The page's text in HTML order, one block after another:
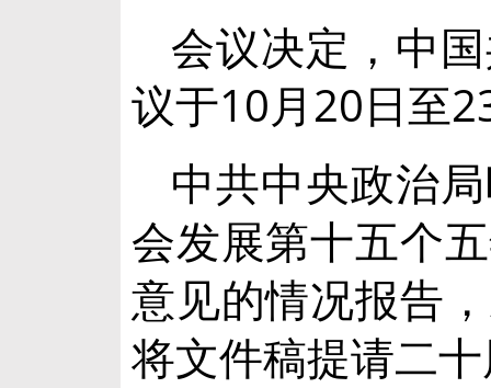
会议决定，中
议于10月20日至
中共中央政治
会发展第十五个
意见的情况报告
将文件稿提请二